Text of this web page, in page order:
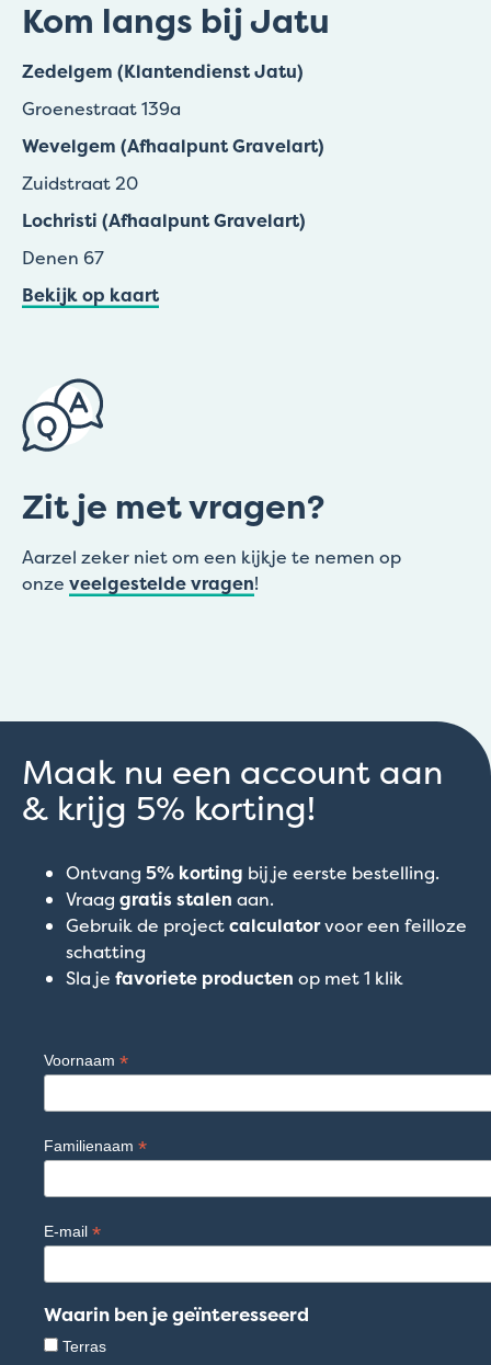
Kom langs bij Jatu
Zedelgem (Klantendienst Jatu)
Groenestraat 139a
Wevelgem (Afhaalpunt Gravelart)
Zuidstraat 20
Lochristi (Afhaalpunt Gravelart)
Denen 67
Bekijk op kaart
Zit je met vragen?
Aarzel zeker niet om een kijkje te nemen op
onze veelgestelde vragen!
Maak nu een account aan
& krijg 5% korting!
Ontvang 5% korting bij je eerste bestelling.
Vraag gratis stalen aan.
Gebruik de projectcalculatorvoor een feilloze
schatting
Sla je favoriete producten op met 1 klik
Voornaam *
Familienaam *
E-mail *
Waarin ben je geïnteresseerd
Terras